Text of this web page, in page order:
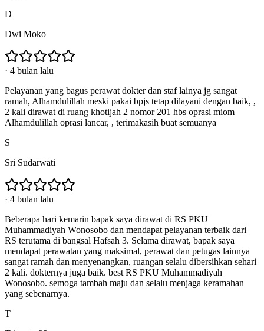
D
Dwi Moko
· 4 bulan lalu
Pelayanan yang bagus perawat dokter dan staf lainya jg sangat
ramah, Alhamdulillah meski pakai bpjs tetap dilayani dengan baik, ,
2 kali dirawat di ruang khotijah 2 nomor 201 hbs oprasi miom
Alhamdulillah oprasi lancar, , terimakasih buat semuanya
S
Sri Sudarwati
· 4 bulan lalu
Beberapa hari kemarin bapak saya dirawat di RS PKU
Muhammadiyah Wonosobo dan mendapat pelayanan terbaik dari
RS terutama di bangsal Hafsah 3. Selama dirawat, bapak saya
mendapat perawatan yang maksimal, perawat dan petugas lainnya
sangat ramah dan menyenangkan, ruangan selalu dibersihkan sehari
2 kali. dokternya juga baik. best RS PKU Muhammadiyah
Wonosobo. semoga tambah maju dan selalu menjaga keramahan
yang sebenarnya.
T